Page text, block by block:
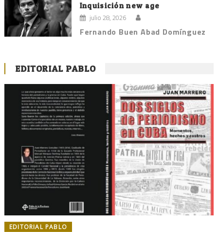
Inquisición new age
julio 28, 2026
Fernando Buen Abad Domínguez
EDITORIAL PABLO
EDITORIAL PABLO